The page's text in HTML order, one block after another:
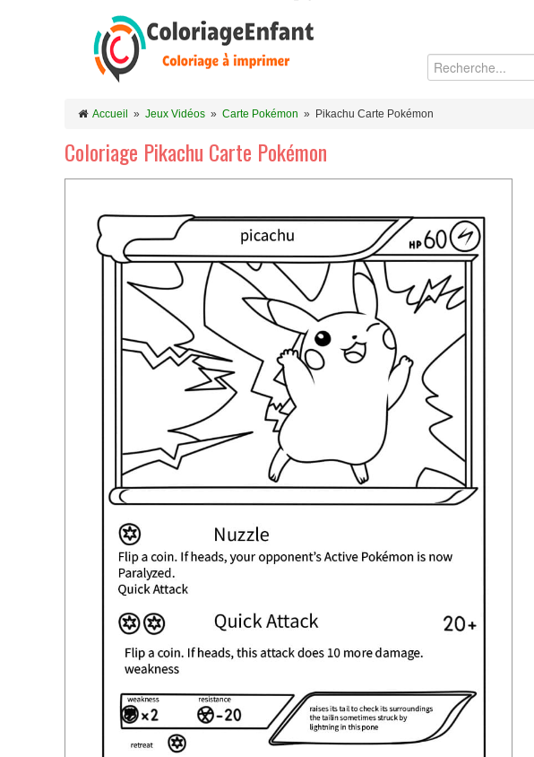
Accueil » Jeux Vidéos » Carte Pokémon » Pikachu Carte Pokémon
Coloriage Pikachu Carte Pokémon